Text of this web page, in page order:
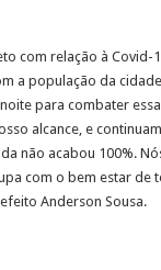
com relação à Covid-
a população da
para combater
alcance, e
não acabou 100%.
com o bem estar de
Anderson Sousa.